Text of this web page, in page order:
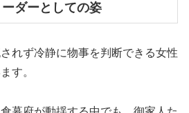
ダーとしての姿
れず冷静に物事を判断できる女性
す。